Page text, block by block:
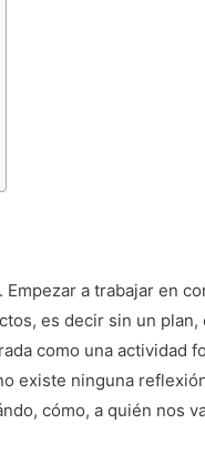
Empezar a trabajar en
es decir sin un
como una
existe ninguna
cómo, a quién nos